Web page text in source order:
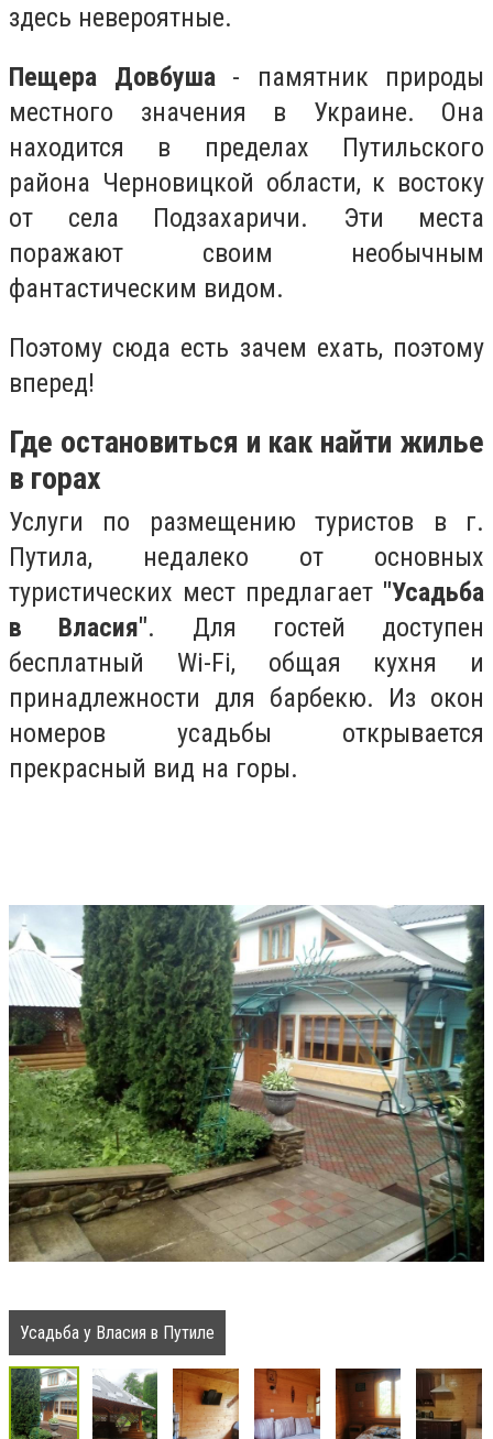
здесь невероятные.
Пещера Довбуша- памятник природы
местного значения в Украине. Она
находится в пределах Путильского
района Черновицкой области, к востоку
от села Подзахаричи. Эти места
поражают своим необычным
фантастическим видом.
Поэтому сюда есть зачем ехать, поэтому
вперед!
Где остановиться и как найти жилье
в горах
Услуги по размещению туристов в г.
Путила, недалеко от основных
туристических мест предлагает "Усадьба
в Власия". Для гостей доступен
бесплатный Wi-Fi, общая кухня и
принадлежности для барбекю. Из окон
номеров усадьбы открывается
прекрасный вид на горы.
Усадьба у Власия в Путиле